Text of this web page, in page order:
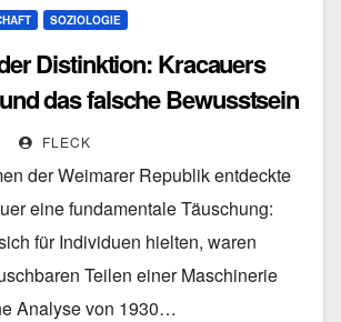
SOZIOLOGIE
Distinktion: Kracauers
das falsche Bewusstsein
FLECK
der Weimarer Republik entdeckte
eine fundamentale Täuschung:
für Individuen hielten, waren
Teilen einer Maschinerie
Analyse von 1930…